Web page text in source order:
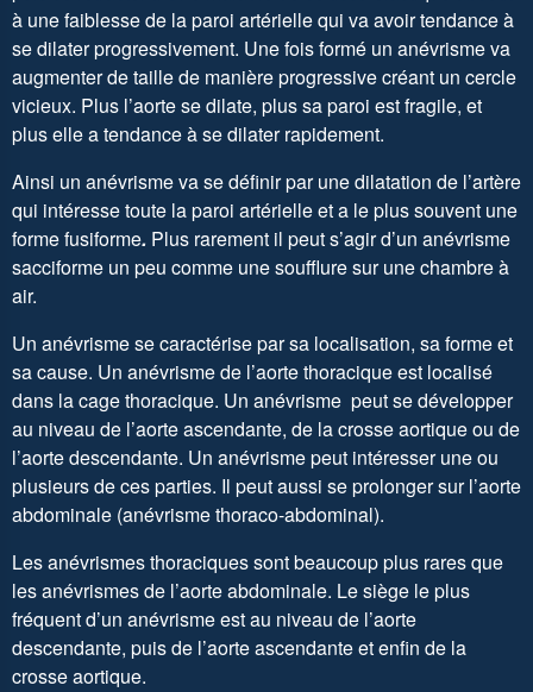
à une faiblesse de la paroi artérielle qui va avoir tendance à
se dilater progressivement. Une fois formé un anévrisme va
augmenter de taille de manière progressive créant un cercle
vicieux. Plus l’aorte se dilate, plus sa paroi est fragile, et
plus elle a tendance à se dilater rapidement.
Ainsi un anévrisme va se définir par une dilatation de l’artère
qui intéresse toute la paroi artérielle et a le plus souvent une
forme fusiforme. Plus rarement il peut s’agir d’un anévrisme
sacciforme un peu comme une soufflure sur une chambre à
air.
Un anévrisme se caractérise par sa localisation, sa forme et
sa cause. Un anévrisme de l’aorte thoracique est localisé
dans la cage thoracique. Un anévrisme peut se développer
au niveau de l’aorte ascendante, de la crosse aortique ou de
l’aorte descendante. Un anévrisme peut intéresser une ou
plusieurs de ces parties. Il peut aussi se prolonger sur l’aorte
abdominale (anévrisme thoraco-abdominal).
Les anévrismes thoraciques sont beaucoup plus rares que
les anévrismes de l’aorte abdominale. Le siège le plus
fréquent d’un anévrisme est au niveau de l’aorte
descendante, puis de l’aorte ascendante et enfin de la
crosse aortique.